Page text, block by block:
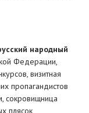
народный
Федерации,
визитная
пропагандистов
сокровищница
плясок,